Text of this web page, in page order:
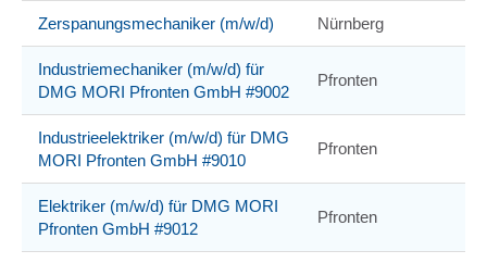
Zerspanungsmechaniker (m/w/d) Nürnberg
Industriemechaniker (m/w/d) für
DMG MORI Pfronten GmbH #9002
Pfronten
Industrieelektriker (m/w/d) für DMG
MORI Pfronten GmbH #9010
Pfronten
Elektriker (m/w/d) für DMG MORI
Pfronten GmbH #9012
Pfronten